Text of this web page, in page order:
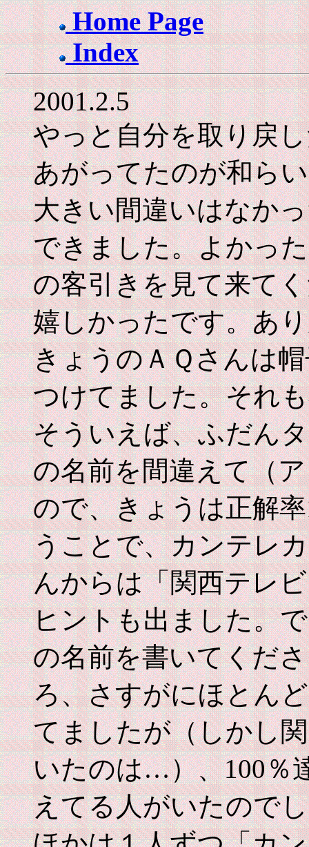
Home Page
Index
2001.2.5
やっと自分を取り戻
あがってたのが和ら
大きい間違いはなか
できました。よかっ
の客引きを見て来て
嬉しかったです。あ
きょうのＡＱさんは
つけてました。それ
そういえば、ふだん
の名前を間違えて（
ので、きょうは正解
うことで、カンテレ
んからは「関西テレ
ヒントも出ました。
の名前を書いてくだ
ろ、さすがにほとん
てましたが（しかし
いたのは…）、100％
えてる人がいたので